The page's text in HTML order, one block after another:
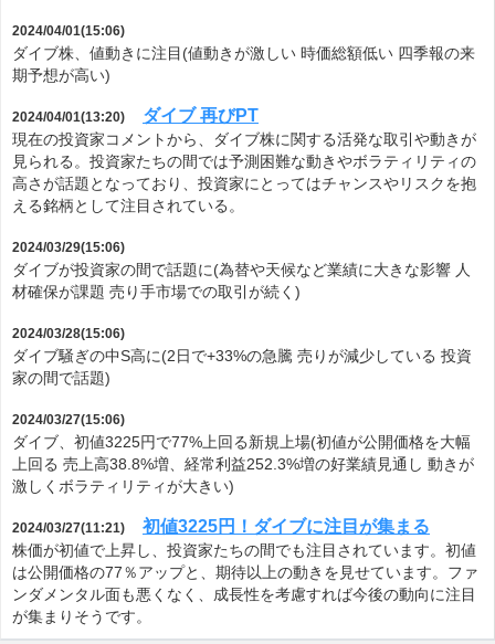
2024/04/01(15:06)
ダイブ株、値動きに注目(値動きが激しい 時価総額低い 四季報の来
期予想が高い)
2024/04/01(13:20) ダイブ 再びPT
現在の投資家コメントから、ダイブ株に関する活発な取引や動きが
見られる。投資家たちの間では予測困難な動きやボラティリティの
高さが話題となっており、投資家にとってはチャンスやリスクを抱
える銘柄として注目されている。
2024/03/29(15:06)
ダイブが投資家の間で話題に(為替や天候など業績に大きな影響 人
材確保が課題 売り手市場での取引が続く)
2024/03/28(15:06)
ダイブ騒ぎの中S高に(2日で+33%の急騰 売りが減少している 投資
家の間で話題)
2024/03/27(15:06)
ダイブ、初値3225円で77%上回る新規上場(初値が公開価格を大幅
上回る 売上高38.8%増、経常利益252.3%増の好業績見通し 動きが
激しくボラティリティが大きい)
2024/03/27(11:21) 初値3225円！ダイブに注目が集まる
株価が初値で上昇し、投資家たちの間でも注目されています。初値
は公開価格の77％アップと、期待以上の動きを見せています。ファ
ンダメンタル面も悪くなく、成長性を考慮すれば今後の動向に注目
が集まりそうです。